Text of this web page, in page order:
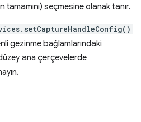
tamamını) seçmesine olanak tanır.
gezinme bağlamlarındaki
ana çerçevelerde